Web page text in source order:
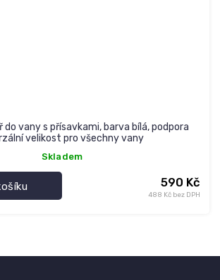
do vany s přísavkami, barva bílá, podpora
velikost pro všechny vany
Skladem
488 Kč bez DPH
590 Kč